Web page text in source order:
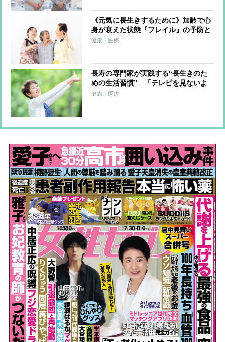
《元気に長生きするために》加齢で心
身が衰えた状態『フレイル』の予防と
対策 高齢者が陥りやすい孤立によ
健康・医療
長寿の専門家が実践する“長生きのた
めの生活習慣” 「テレビを見ないよ
うにする」「立って歩くことを意識」
健康・医療